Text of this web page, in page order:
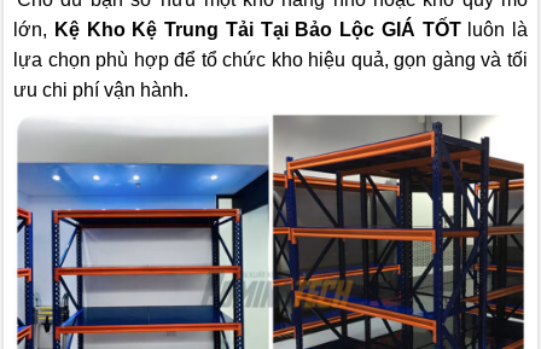
lớn, Kệ Kho Kệ Trung Tải Tại Bảo Lộc GIÁ TỐTluôn là
lựa chọn phù hợp để tổ chức kho hiệu quả, gọn gàng và tối
ưu chi phí vận hành.